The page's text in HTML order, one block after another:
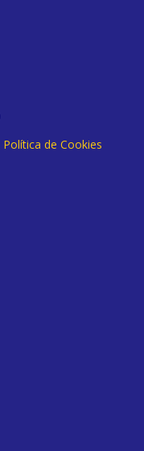
Política de Cookies